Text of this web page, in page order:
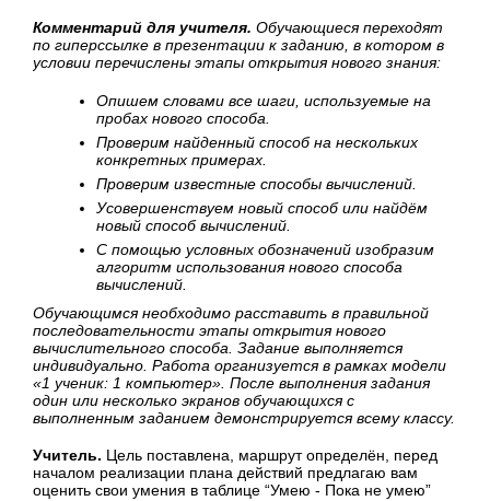
Комментарий для учителя. Обучающиеся переходят
по гиперссылке в презентации к заданию, в котором в
условии перечислены этапы открытия нового знания:
Опишем словами все шаги, используемые на
пробах нового способа.
Проверим найденный способ на нескольких
конкретных примерах.
Проверим известные способы вычислений.
Усовершенствуем новый способ или найдём
новый способ вычислений.
С помощью условных обозначений изобразим
алгоритм использования нового способа
вычислений.
Обучающимся необходимо расставить в правильной
последовательности этапы открытия нового
вычислительного способа. Задание выполняется
индивидуально. Работа организуется в рамках модели
«1 ученик: 1 компьютер». После выполнения задания
один или несколько экранов обучающихся с
выполненным заданием демонстрируется всему классу.
Учитель. Цель поставлена, маршрут определён, перед
началом реализации плана действий предлагаю вам
оценить свои умения в таблице “Умею - Пока не умею”